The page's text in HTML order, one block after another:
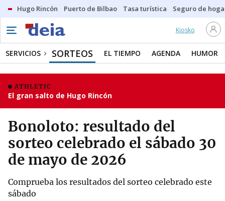
Hugo Rincón Puerto de Bilbao Tasa turística Seguro de
Kiosko
SERVICIOS SORTEOS EL TIEMPO AGENDA HUMOR
ATHLETIC
El gran salto de Hugo Rincón
Bonoloto: resultado del
sorteo celebrado el sábado 30
de mayo de 2026
Comprueba los resultados del sorteo celebrado este
sábado